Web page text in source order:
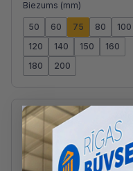
Biezums (mm)
50 60 75 80
100
120
140 150
160
180
200